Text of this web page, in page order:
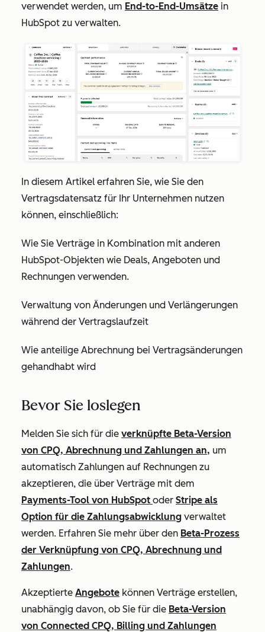
verwendet werden, um End-to-End-Umsätze in
HubSpot zu verwalten.
In diesem Artikel erfahren Sie, wie Sie den
Vertragsdatensatz für Ihr Unternehmen nutzen
können, einschließlich:
Wie Sie Verträge in Kombination mit anderen
HubSpot-Objekten wie Deals, Angeboten und
Rechnungen verwenden.
Verwaltung von Änderungen und Verlängerungen
während der Vertragslaufzeit
Wie anteilige Abrechnung bei Vertragsänderungen
gehandhabt wird
Bevor Sie loslegen
Melden Sie sich für die verknüpfte Beta-Version
von CPQ, Abrechnung und Zahlungen an, um
automatisch Zahlungen auf Rechnungen zu
akzeptieren, die über Verträge mit dem
Payments-Tool von HubSpot oder Stripe als
Option für die Zahlungsabwicklung verwaltet
werden. Erfahren Sie mehr über den Beta-Prozess
der Verknüpfung von CPQ, Abrechnung und
Zahlungen.
Akzeptierte Angebote können Verträge erstellen,
unabhängig davon, ob Sie für die Beta-Version
von Connected CPQ, Billing und Zahlungen